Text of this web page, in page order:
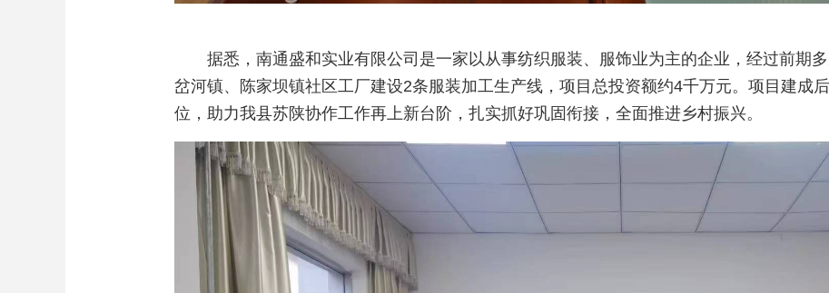
据悉，南通盛和实业有限公司是一家以从事纺织服装、服饰业为主的企业，经过前期
岔河镇、陈家坝镇社区工厂建设2条服装加工生产线，项目总投资额约4千万元。项目建成
位，助力我县苏陕协作工作再上新台阶，扎实抓好巩固衔接，全面推进乡村振兴。